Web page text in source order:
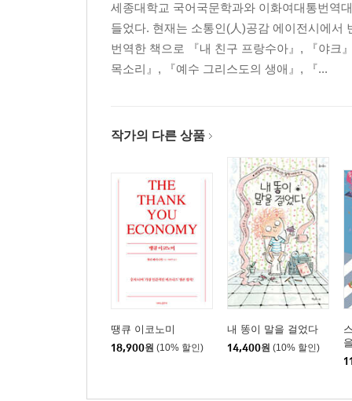
세종대학교 국어국문학과와 이화여대통번역
들었다. 현재는 소통인(人)공감 에이전시에서
번역한 책으로 『내 친구 프랑수아』, 『야크
목소리』, 『예수 그리스도의 생애』, 『...
작가의 다른 상품
땡큐 이코노미
18,900원 (10% 할인)
내 똥이 말을 걸었다
14,400원 (10% 할인)